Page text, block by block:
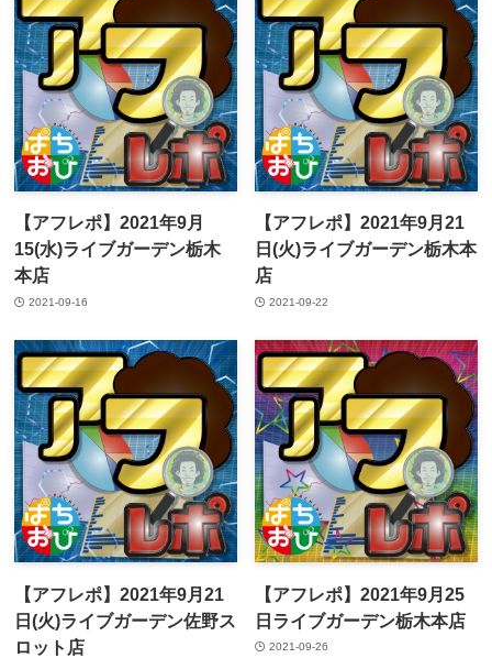
【アフレポ】2021年9月
15(水)ライブガーデン栃木
本店
2021-09-16
【アフレポ】2021年9月21
日(火)ライブガーデン栃木本
店
2021-09-22
【アフレポ】2021年9月21
日(火)ライブガーデン佐野ス
ロット店
【アフレポ】2021年9月25
日ライブガーデン栃木本店
2021-09-26